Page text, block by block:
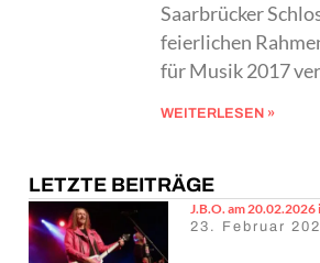
Saarbrücker
feierlichen
für Musik 2017
WEITERLESEN »
LETZTE BEITRÄGE
J.B.O. am 20.02.2026
23. Februar